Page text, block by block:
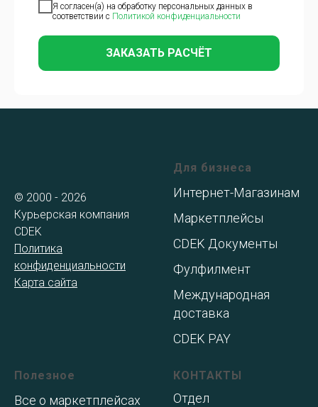
Я согласен(а) на обработку персональных данных в
соответствии с Политикой конфиденциальности
ЗАКАЗАТЬ РАСЧЁТ
© 2000 - 2026
Курьерская компания
CDEK
Политика
конфиденциальности
Карта сайта
Для бизнеса
Интернет-Магазинам
Маркетплейсы
CDEK Документы
Фулфилмент
Международная
доставка
CDEK PAY
Полезное
Все о маркетплейсах
КОНТАКТЫ
Отдел